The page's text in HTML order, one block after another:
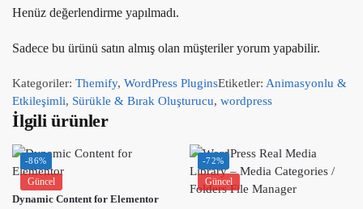
Henüz değerlendirme yapılmadı.
Sadece bu ürünü satın almış olan müşteriler yorum yapabilir.
Kategoriler: Themify, WordPress PluginsEtiketler: Animasyonlu &
Etkileşimli, Sürükle & Bırak Oluşturucu, wordpress
İlgili ürünler
-86%
Güncel
Dynamic Content for Elementor
-72%
Güncel